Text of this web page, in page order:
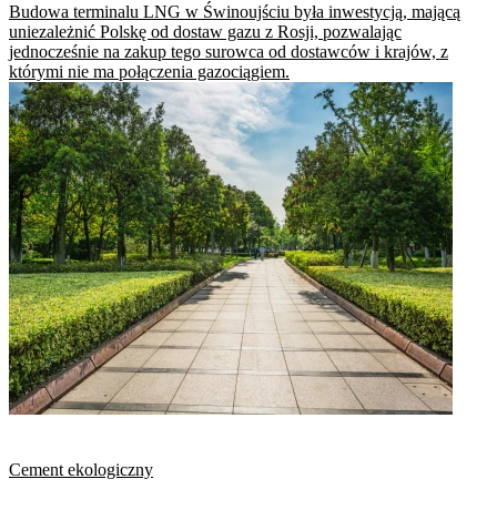
Budowa terminalu LNG w Świnoujściu była inwestycją, mającą
uniezależnić Polskę od dostaw gazu z Rosji, pozwalając
jednocześnie na zakup tego surowca od dostawców i krajów, z
którymi nie ma połączenia gazociągiem.
Cement ekologiczny